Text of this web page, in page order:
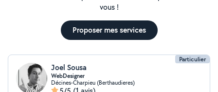
vous !
Proposer mes services
Particulier
Joel Sousa
WebDesigner
Décines-Charpieu (Berthaudieres)